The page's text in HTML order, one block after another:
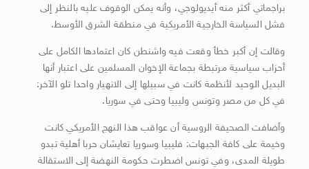
براجماتي أكثر منه أيديولوجي، وأنه يمكن الوقوف عليه بالنظر إلى
فشل السياسة الخارجية الأمريكية في منطقة الشرق الأوسط.
وقالت إن أكبر خطأ وقعت فيه واشنطن كان اعتمادها الكامل على
أحزاب سياسية مرتبطة بجماعة الإخوان المسلمين على اعتبار أنها
البديل الوحيد لأنظمة كانت في سبيلها إلى الانهيار واحدا تلو الآخر:
في كل من مصر وتونس وليبيا وحتى في سوريا.
وأضافت الصحيفة الروسية أن عواقب هذا النهج الأمريكي كانت
وخيمة على كافة الجبهات: فليبيا وسوريا تعايشان حربا أهلية تبدو
طويلة المدى، وفي تونس اضطرت حكومة النهضة إلى الاستقالة